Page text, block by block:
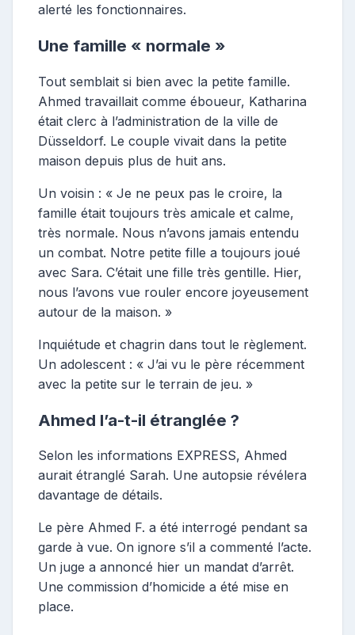
alerté les fonctionnaires.
Une famille « normale »
Tout semblait si bien avec la petite famille.
Ahmed travaillait comme éboueur, Katharina
était clerc à l’administration de la ville de
Düsseldorf. Le couple vivait dans la petite
maison depuis plus de huit ans.
Un voisin : « Je ne peux pas le croire, la
famille était toujours très amicale et calme,
très normale. Nous n’avons jamais entendu
un combat. Notre petite fille a toujours joué
avec Sara. C’était une fille très gentille. Hier,
nous l’avons vue rouler encore joyeusement
autour de la maison. »
Inquiétude et chagrin dans tout le règlement.
Un adolescent : « J’ai vu le père récemment
avec la petite sur le terrain de jeu. »
Ahmed l’a-t-il étranglée ?
Selon les informations EXPRESS, Ahmed
aurait étranglé Sarah. Une autopsie révélera
davantage de détails.
Le père Ahmed F. a été interrogé pendant sa
garde à vue. On ignore s’il a commenté l’acte.
Un juge a annoncé hier un mandat d’arrêt.
Une commission d’homicide a été mise en
place.